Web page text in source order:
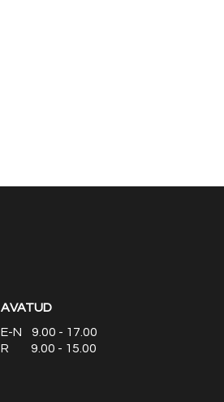
AVATUD
E-N 9.00 - 17.00
R 9.00 - 15.00